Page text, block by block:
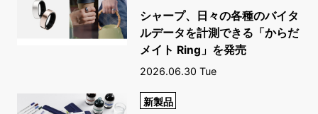
シャープ、日々の各種のバイタ
ルデータを計測できる「からだ
メイト Ring」を発売
2026.06.30 Tue
新製品